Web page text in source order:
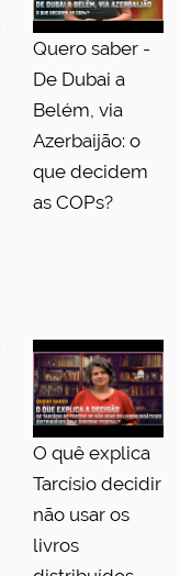
Quero saber -
De Dubai a
Belém, via
Azerbaijão: o
que decidem
as COPs?
O quê explica
Tarcísio decidir
não usar os
livros